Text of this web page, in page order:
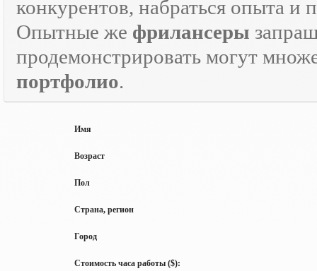
конкурентов, набраться опыта и
Опытные же фрилансеры
продемонстрировать могут
портфолио.
Имя
Возраст
Пол
Страна, регион
Город
Стоимость часа работы ($):